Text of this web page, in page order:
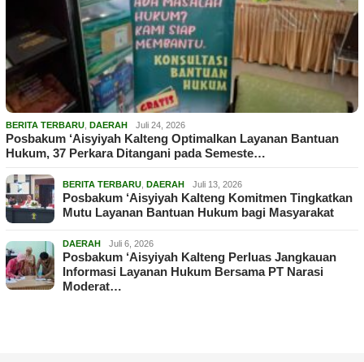
BERITA TERBARU DAERAH Juli 24, 2026
Posbakum ‘Aisyiyah Kalteng Optimalkan Layanan Bantuan
Hukum, 37 Perkara Ditangani pada Semeste…
BERITA TERBARU DAERAH Juli 13, 2026
Posbakum ‘Aisyiyah Kalteng Komitmen Tingkatkan
Mutu Layanan Bantuan Hukum bagi Masyarakat
DAERAH Juli 6, 2026
Posbakum ‘Aisyiyah Kalteng Perluas Jangkauan
Informasi Layanan Hukum Bersama PT Narasi
Moderat…